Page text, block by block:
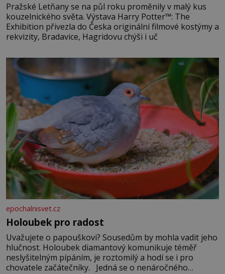
Pražské Letňany se na půl roku proměnily v malý kus
kouzelnického světa. Výstava Harry Potter™: The
Exhibition přivezla do Česka originální filmové kostýmy a
rekvizity, Bradavice, Hagridovu chýši i uč
epochalnisvet.cz
Holoubek pro radost
Uvažujete o papouškovi? Sousedům by mohla vadit jeho
hlučnost. Holoubek diamantový komunikuje téměř
neslyšitelným pípáním, je roztomilý a hodí se i pro
chovatele začátečníky. Jedná se o nenáročného